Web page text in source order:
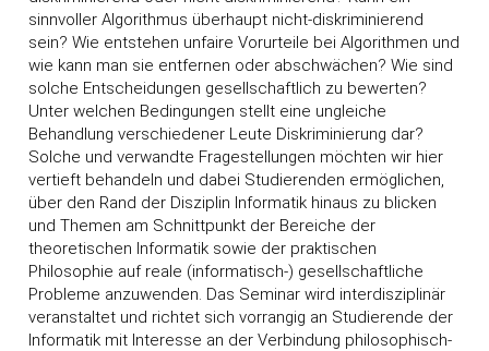
sinnvoller Algorithmus überhaupt nicht-diskriminierend
sein? Wie entstehen unfaire Vorurteile bei Algorithmen und
wie kann man sie entfernen oder abschwächen? Wie sind
solche Entscheidungen gesellschaftlich zu bewerten?
Unter welchen Bedingungen stellt eine ungleiche
Behandlung verschiedener Leute Diskriminierung dar?
Solche und verwandte Fragestellungen möchten wir hier
vertieft behandeln und dabei Studierenden ermöglichen,
über den Rand der Disziplin Informatik hinaus zu blicken
und Themen am Schnittpunkt der Bereiche der
theoretischen Informatik sowie der praktischen
Philosophie auf reale (informatisch-) gesellschaftliche
Probleme anzuwenden. Das Seminar wird interdisziplinär
veranstaltet und richtet sich vorrangig an Studierende der
Informatik mit Interesse an der Verbindung philosophisch-